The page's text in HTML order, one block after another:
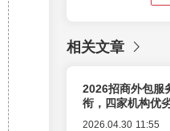
相关文章
2026招商外包服
衔，四家机构优
2026.04.30 11:55